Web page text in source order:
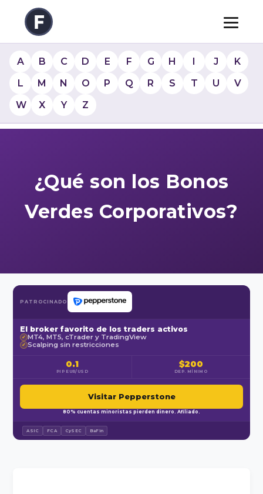
A B C D E F G H I J
K
L
M N O P Q R S T U
V
W
X Y Z
¿Qué son los Bonos
Verdes Corporativos?
PATROCINADO
El broker favorito de los traders activos
✓ MT4, MT5, cTrader y TradingView
✓ Scalping sin restricciones
0.1
PIP EUR/USD
$200
DEP. MÍNIMO
Visitar Pepperstone
80% cuentas minoristas pierden dinero. Afiliado.
ASIC FCA CySEC BaFin